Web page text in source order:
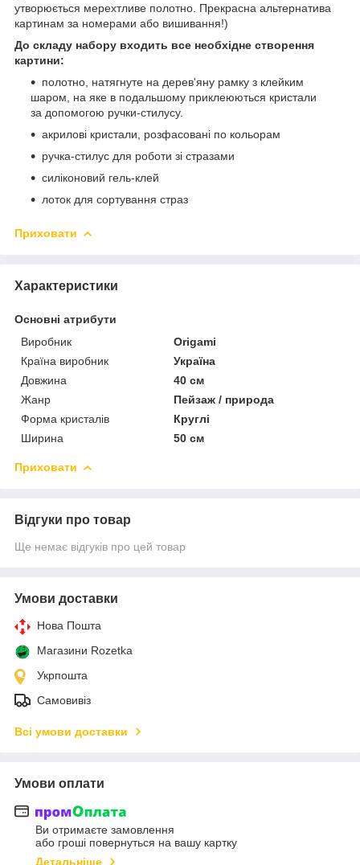
утворюється мерехтливе полотно. Прекрасна альтернатива
картинам за номерами або вишивання!)
До складу набору входить все необхідне створення
картини:
полотно, натягнуте на дерев'яну рамку з клейким
шаром, на яке в подальшому приклеюються кристали
за допомогою ручки-стилусу.
акрилові кристали, розфасовані по кольорам
ручка-стилус для роботи зі стразами
силіконовий гель-клей
лоток для сортування страз
Приховати
Характеристики
Основні атрибути
Виробник
Origami
Країна виробник
Україна
Довжина
40 см
Жанр
Пейзаж / природа
Форма кристалів
Круглі
Ширина
50 см
Приховати
Відгуки про товар
Ще немає відгуків про цей товар
Умови доставки
Нова Пошта
Магазини Rozetka
Укрпошта
Самовивіз
Всі умови доставки
Умови оплати
Ви отримаєте замовлення
або гроші повернуться на вашу картку
Детальніше